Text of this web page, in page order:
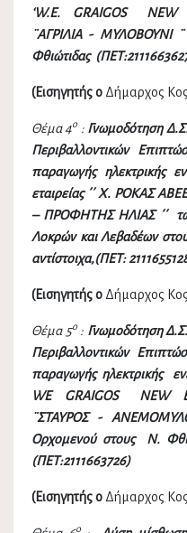
‘W.E. GRAIGOS NEW
¨ΑΓΡΙΛΙΑ -
Φθιώτιδας
(Εισηγητής ο Δήμαρχος Κος
Θέμα 4ο : Γνωμοδότηση
Περιβαλλοντικών
παραγωγής ηλεκτρικής
εταιρείας ΄΄ Χ. ΡΟΚΑΣ
– ΠΡΟΦΗΤΗΣ ΗΛΙΑΣ ΄΄
Λοκρών και Λεβαδέων
αντίστοιχα,(ΠΕΤ:
(Εισηγητής ο Δήμαρχος Κος
Θέμα 5ο: Γνωμοδότηση
Περιβαλλοντικών
παραγωγής ηλεκτρικής
WE GRAIGOS NEW
¨ΣΤΑΥΡΟΣ -
Ορχομενού στους Ν.
(ΠΕΤ:2111663726)
(Εισηγητής ο Δήμαρχος Κος
ο